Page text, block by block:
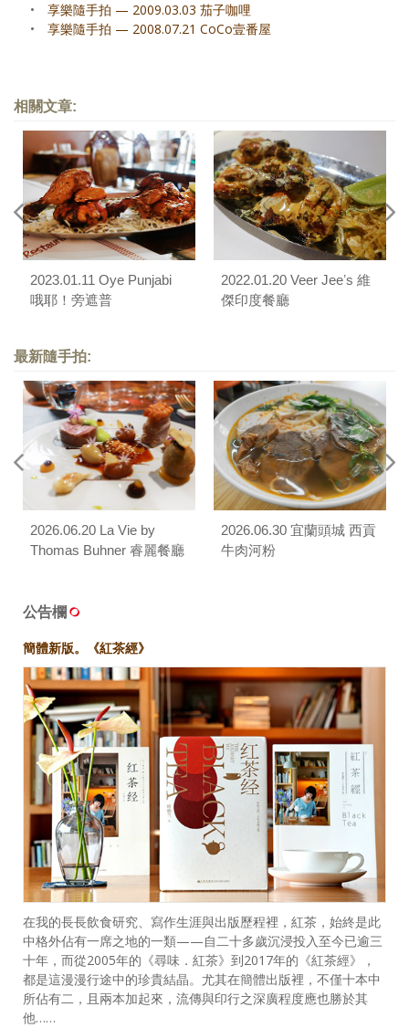
•
享樂隨手拍 — 2009.03.03 茄子咖哩
•
享樂隨手拍 — 2008.07.21 CoCo壹番屋
相關文章:
2023.01.11 Oye Punjabi
哦耶！旁遮普
2022.01.20 Veer Jeeʼs 維
傑印度餐廳
最新隨手拍:
2026.06.20 La Vie by
Thomas Buhner 睿麗餐廳
2026.06.30 宜蘭頭城 西貢
牛肉河粉
公告欄
簡體新版。《紅茶經》
在我的長長飲食研究、寫作生涯與出版歷程裡，紅茶，始終是此
中格外佔有一席之地的一類——自二十多歲沉浸投入至今已逾三
十年，而從2005年的《尋味．紅茶》到2017年的《紅茶經》，
都是這漫漫行途中的珍貴結晶。尤其在簡體出版裡，不僅十本中
所佔有二，且兩本加起來，流傳與印行之深廣程度應也勝於其
他……